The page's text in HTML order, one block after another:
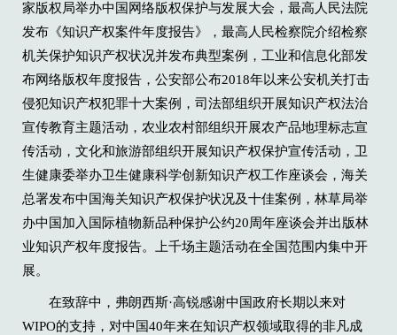
家版权局举办中国网络版权保护与发展大会，最高人民法院
发布《知识产权案件年度报告》，最高人民检察院介绍检察
机关保护知识产权状况并发布典型案例，工业和信息化部发
布网络版权年度报告，公安部公布2018年以来公安机关打击
侵犯知识产权犯罪十大案例，司法部组织开展知识产权法治
宣传教育主题活动，农业农村部组织开展农产品地理标志宣
传活动，文化和旅游部组织开展知识产权保护宣传活动，卫
生健康委举办卫生健康科学创新知识产权工作座谈会，海关
总署发布中国海关知识产权保护状况及十佳案例，林草局举
办中国加入国际植物新品种保护公约20周年座谈会并出版林
业知识产权年度报告。上千场主题活动在全国范围内集中开
展。
在致辞中，弗朗西斯·高锐感谢中国政府长期以来对
WIPO的支持，对中国40年来在知识产权领域取得的非凡成